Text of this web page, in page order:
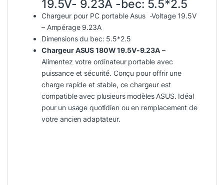
19.5V- 9.23A -bec: 5.5*2.5
Chargeur pour PC portable Asus -Voltage 19.5V
– Ampérage 9.23A
Dimensions du bec: 5.5*2.5
Chargeur ASUS 180W 19.5V-9.23A–
Alimentez votre ordinateur portable avec
puissance et sécurité. Conçu pour offrir une
charge rapide et stable, ce chargeur est
compatible avec plusieurs modèles ASUS. Idéal
pour un usage quotidien ou en remplacement de
votre ancien adaptateur.